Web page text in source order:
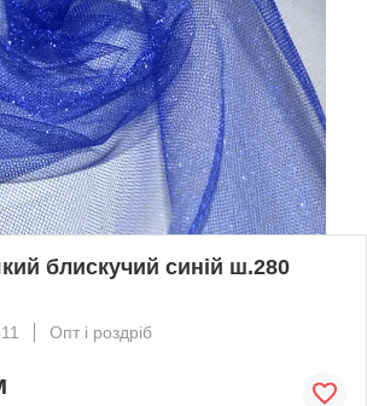
блискучий синій ш.280
Опт і роздріб